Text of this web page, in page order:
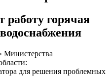
работу горячая
Министерства
для решения проблемных